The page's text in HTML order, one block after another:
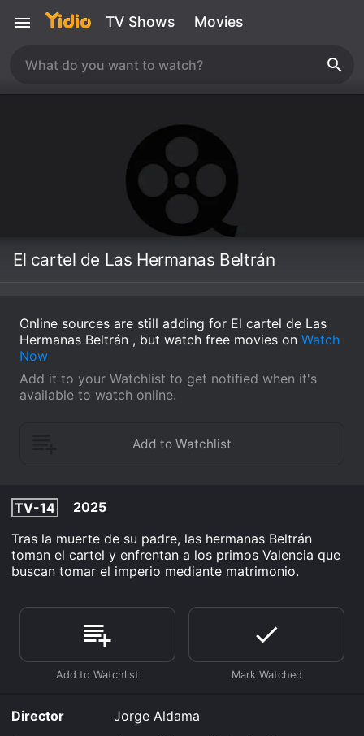
TV Shows Movies
El cartel de Las Hermanas Beltrán
Online sources are still adding for El cartel de Las
Hermanas Beltrán , but watch free movies on Watch
Now
Add it to your Watchlist to get notified when it's
available to watch online.
TV-14
2025
Tras la muerte de su padre, las hermanas Beltrán
toman el cartel y enfrentan a los primos Valencia que
buscan tomar el imperio mediante matrimonio.
Director
Jorge Aldama